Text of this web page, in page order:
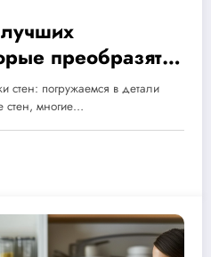
преобразят
его
стен: погружаемся в детали
стен, многие…